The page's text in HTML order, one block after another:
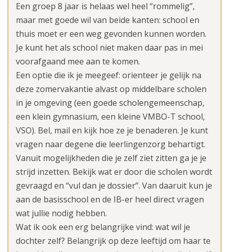
Een groep 8 jaar is helaas wel heel “rommelig”,
maar met goede wil van beide kanten: school en
thuis moet er een weg gevonden kunnen worden.
Je kunt het als school niet maken daar pas in mei
voorafgaand mee aan te komen.
Een optie die ik je meegeef: orienteer je gelijk na
deze zomervakantie alvast op middelbare scholen
in je omgeving (een goede scholengemeenschap,
een klein gymnasium, een kleine VMBO-T school,
VSO). Bel, mail en kijk hoe ze je benaderen. Je kunt
vragen naar degene die leerlingenzorg behartigt.
Vanuit mogelijkheden die je zelf ziet zitten ga je je
strijd inzetten. Bekijk wat er door die scholen wordt
gevraagd en “vul dan je dossier”. Van daaruit kun je
aan de basisschool en de IB-er heel direct vragen
wat jullie nodig hebben.
Wat ik ook een erg belangrijke vind: wat wil je
dochter zelf? Belangrijk op deze leeftijd om haar te